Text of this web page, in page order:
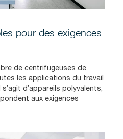
pour des exigences
de centrifugeuses de
les applications du travail
d’appareils polyvalents,
aux exigences